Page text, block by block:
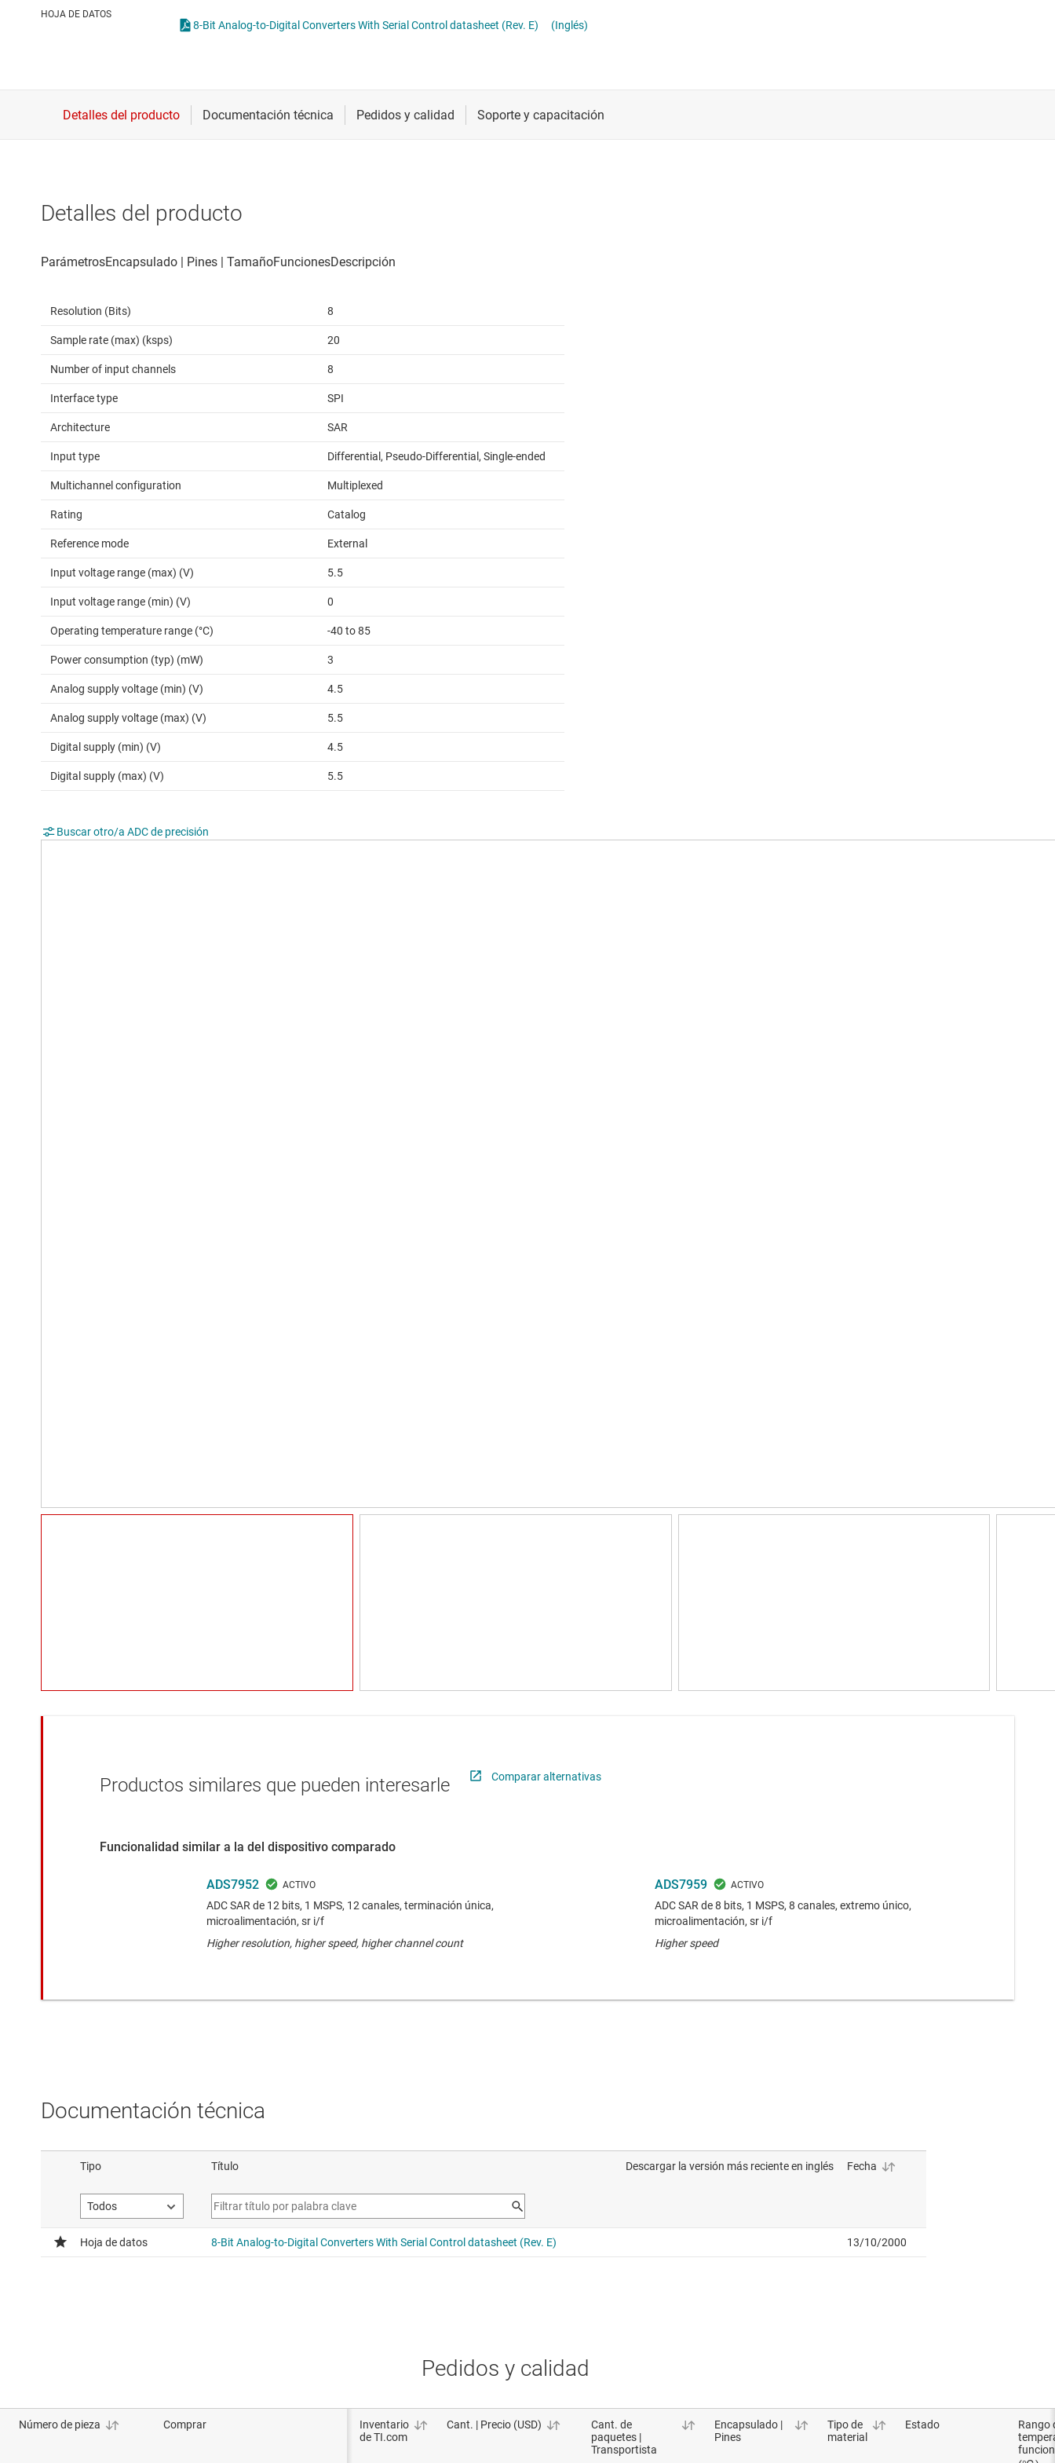
Interfaz Servicios de chip y oblea
HOJA DE DATOS
8-Bit Analog-to-Digital Converters With Serial Control datasheet (Rev. E) (Inglés)
Detalles del producto
Resolution (Bits) 8
Sample rate (max) (ksps) 20
Number of input channels 8
Interface type SPI
Architecture SAR
Input type Differential, Pseudo-Differential, Single-ended
Multichannel configuration Multiplexed
Rating Catalog
Reference mode External
Input voltage range (max) (V) 5.5
Input voltage range (min) (V) 0
Operating temperature range (°C) -40 to 85
Power consumption (typ) (mW) 3
Analog supply voltage (min) (V) 4.5
Analog supply voltage (max) (V) 5.5
Digital supply (min) (V) 4.5
Digital supply (max) (V) 5.5
Buscar otro/a ADC de precisión
Productos similares que pueden interesarle Comparar alternativas
Funcionalidad similar a la del dispositivo comparado
ADS7952
ADC SAR de 12 bits, 1 MSPS, 12 canales, terminación única,
microalimentación, sr i/f
Higher resolution, higher speed, higher channel count
ADS7959
ADC SAR de 8 bits, 1 MSPS, 8 canales, extremo único,
microalimentación, sr i/f
Higher speed
Documentación técnica
Pedidos y calidad